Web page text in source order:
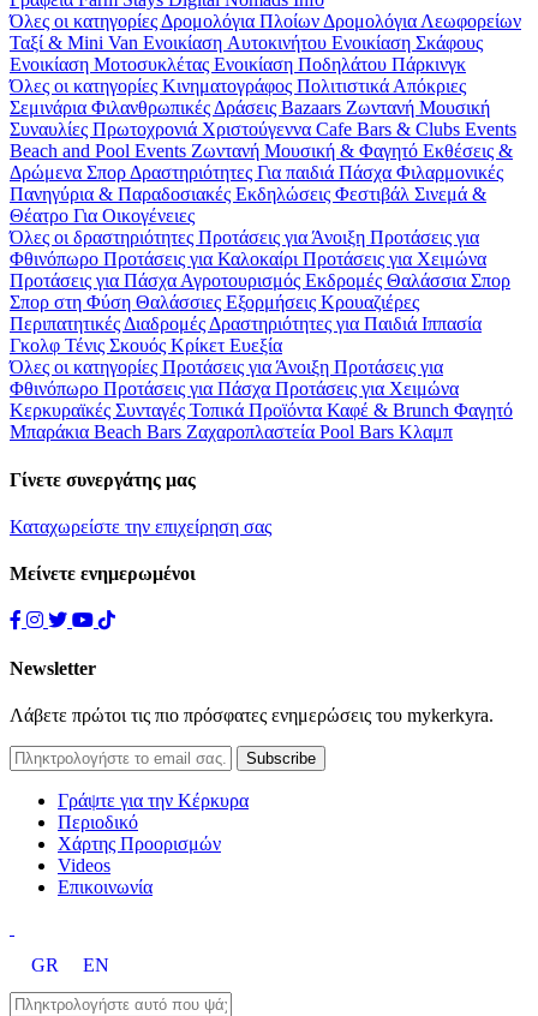
Όλες οι κατηγορίες Δρομολόγια Πλοίων Δρομολόγια Λεωφορείων
Ταξί & Μini Van Ενοικίαση Aυτοκινήτου Ενοικίαση Σκάφους
Ενοικίαση Μοτοσυκλέτας Ενοικίαση Ποδηλάτου Πάρκινγκ
Όλες οι κατηγορίες Κινηματογράφος Πολιτιστικά Απόκριες
Σεμινάρια Φιλανθρωπικές Δράσεις Bazaars Ζωντανή Μουσική
Συναυλίες Πρωτοχρονιά Χριστούγεννα Cafe Bars & Clubs Events
Beach and Pool Events Ζωντανή Μουσική & Φαγητό Εκθέσεις &
Δρώμενα Σπορ Δραστηριότητες Για παιδιά Πάσχα Φιλαρμονικές
Πανηγύρια & Παραδοσιακές Εκδηλώσεις Φεστιβάλ Σινεμά &
Θέατρο Για Οικογένειες
Όλες οι δραστηριότητες Προτάσεις για Άνοιξη Προτάσεις για
Φθινόπωρο Προτάσεις για Καλοκαίρι Προτάσεις για Χειμώνα
Προτάσεις για Πάσχα Αγροτουρισμός Εκδρομές Θαλάσσια Σπορ
Σπορ στη Φύση Θαλάσσιες Εξορμήσεις Κρουαζιέρες
Περιπατητικές Διαδρομές Δραστηριότητες για Παιδιά Ιππασία
Γκολφ Τένις Σκουός Κρίκετ Ευεξία
Όλες οι κατηγορίες Προτάσεις για Άνοιξη Προτάσεις για
Φθινόπωρο Προτάσεις για Πάσχα Προτάσεις για Χειμώνα
Κερκυραϊκές Συνταγές Τοπικά Προϊόντα Καφέ & Brunch Φαγητό
Μπαράκια Beach Bars Ζαχαροπλαστεία Pool Bars Κλαμπ
Γίνετε συνεργάτης μας
Καταχωρείστε την επιχείρηση σας
Μείνετε ενημερωμένοι
Newsletter
Λάβετε πρώτοι τις πιο πρόσφατες ενημερώσεις του mykerkyra.
Γράψτε για την Κέρκυρα
Περιοδικό
Χάρτης Προορισμών
Videos
Επικοινωνία
GR EN